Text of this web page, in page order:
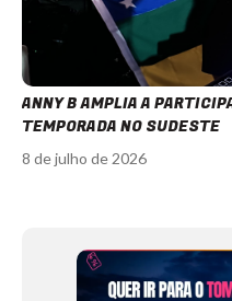
ANNY B AMPLIA A
TEMPORADA NO SUDESTE
8 de julho de 2026